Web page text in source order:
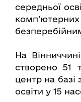
середньої
На
створено 51
центр на базі
освіти у 15